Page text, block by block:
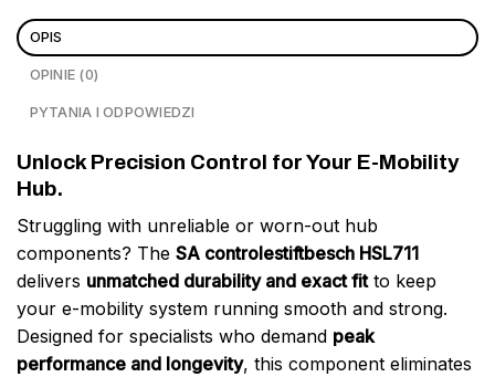
OPIS
OPINIE (0)
PYTANIA I ODPOWIEDZI
Unlock Precision Control for Your E-Mobility
Hub.
Struggling with unreliable or worn-out hub
components? The SA controlestiftbesch HSL711
delivers unmatched durability and exact fitto keep
your e-mobility system running smooth and strong.
Designed for specialists who demand peak
performance and longevity, this component eliminates